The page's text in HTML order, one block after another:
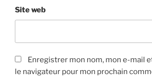
Site web
Enregistrer mon nom, mon e-mail
le navigateur pour mon prochain